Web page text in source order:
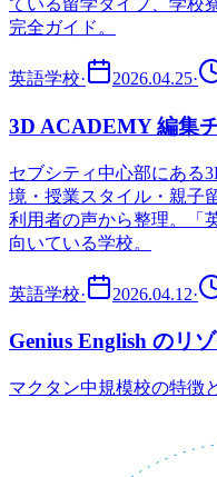
ている留学タイプ、学校
完全ガイド。
英語学校· 2026.04.25·
3D ACADEMY 編集
セブシティ中心部にある
境・授業スタイル・親子
利用者の声から整理。「
向いている学校。
英語学校· 2026.04.12·
Genius English のリ
マクタン中規模校の特徴